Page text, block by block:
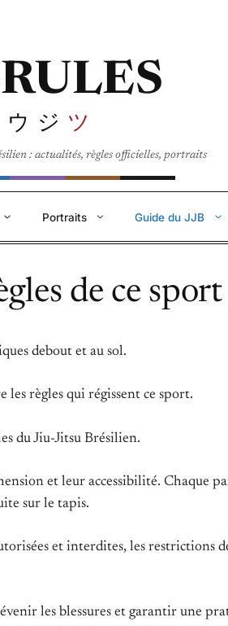
ウジ ツ
: actualités, règles officielles, portraits
Portraits Guide du JJB
de ce sport
debout et au sol.
règles qui régissent ce sport.
du Jiu-Jitsu Brésilien.
et leur accessibilité. Chaque
sur le tapis.
et interdites, les restrictions
les blessures et garantir une